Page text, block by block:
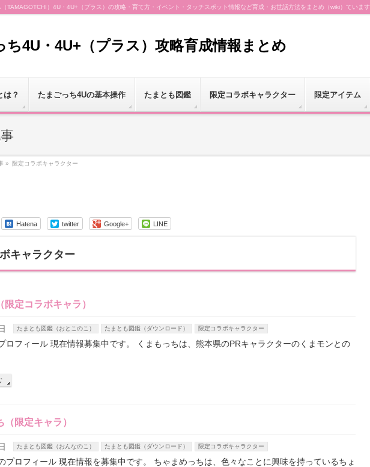
TAMAGOTCHI）4U・4U+（プラス）の攻略・育て方・イベント・タッチスポット情報など育成・お世話方法をまとめ（wiki）ています
ち4U・4U+（プラス）攻略育成情報まとめ
は？ たまごっち4Uの基本操作 たまとも図鑑 限定コラボキャラクター 限定アイテム
» 限定コラボキャラクター
Hatena twitter Google+ LINE
キャラクター
限定コラボキャラ）
たまとも図鑑（おとこのこ） たまとも図鑑（ダウンロード） 限定コラボキャラクター
ロフィール 現在情報募集中です。 くまもっちは、熊本県のPRキャラクターのくまモンとの
限定キャラ）
たまとも図鑑（おんなのこ） たまとも図鑑（ダウンロード） 限定コラボキャラクター
プロフィール 現在情報を募集中です。 ちゃまめっちは、色々なことに興味を持っているちょ